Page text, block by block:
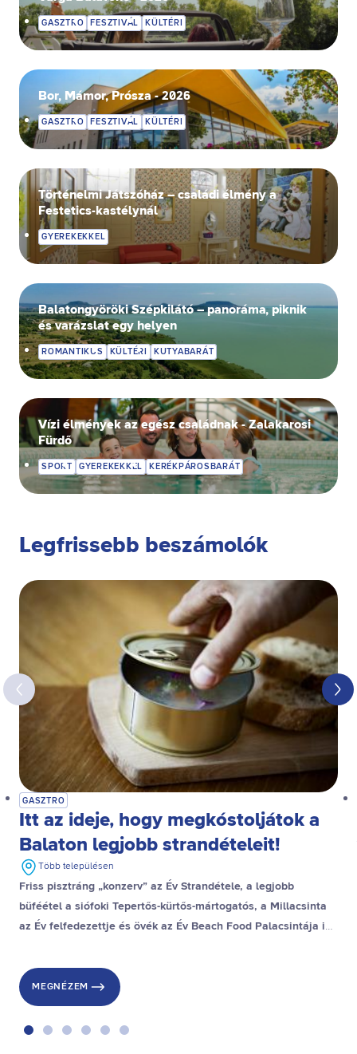
GASZTRO FESZTIVÁL KÜLTÉRI
Bor, Mámor, Prósza - 2026
GASZTRO FESZTIVÁL KÜLTÉRI
Történelmi Játszóház – családi élmény a
Festetics-kastélynál
GYEREKEKKEL
Balatongyöröki Szépkilátó – panoráma, piknik
és varázslat egy helyen
ROMANTIKUS KÜLTÉRI KUTYABARÁT
Vízi élmények az egész családnak - Zalakarosi
Fürdő
SPORT GYEREKEKKEL KERÉKPÁROSBARÁT
Legfrissebb beszámolók
GASZTRO
Itt az ideje, hogy megkóstoljátok a
Balaton legjobb strandételeit!
Több településen
Friss pisztráng „konzerv” az Év Strandétele, a legjobb
büféétel a siófoki Tepertős-kürtős-mártogatós, a Millacsinta
az Év felfedezettje és övék az Év Beach Food Palacsintája is,
MEGNÉZEM